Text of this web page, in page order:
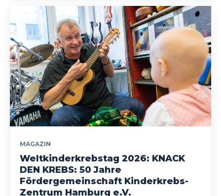
MAGAZIN
Weltkinderkrebstag 2026: KNACK
DEN KREBS: 50 Jahre
Fördergemeinschaft Kinderkrebs-
Zentrum Hamburg e.V.